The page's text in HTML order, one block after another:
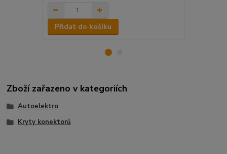
Přidat do košíku
Zboží zařazeno v kategoriích
Autoelektro
Kryty konektorů